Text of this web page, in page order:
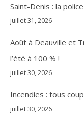
Saint-Denis : la
juillet 31, 2026
Août à Deauville et
l’été à 100 % !
juillet 30, 2026
Incendies : tous
juillet 30, 2026